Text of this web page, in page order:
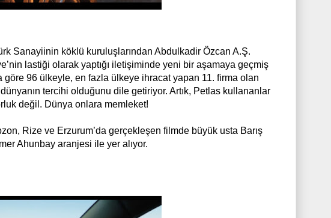
Sanayiinin köklü kuruluşlarından Abdulkadir Özcan A.Ş.
lastiği olarak yaptığı iletişiminde yeni bir aşamaya geçmiş
96 ülkeyle, en fazla ülkeye ihracat yapan 11. firma olan
tercihi olduğunu dile getiriyor. Artık, Petlas kullananlar
değil. Dünya onlara memleket!
Rize ve Erzurum’da gerçekleşen filmde büyük usta Barış
Ahunbay aranjesi ile yer alıyor.